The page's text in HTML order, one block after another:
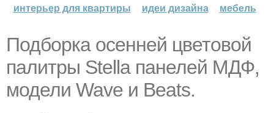
интерьер для квартиры
идеи дизайна мебель
Подборка осенней цветовой
палитры Stella панелей МДФ,
модели Wave и Beats.